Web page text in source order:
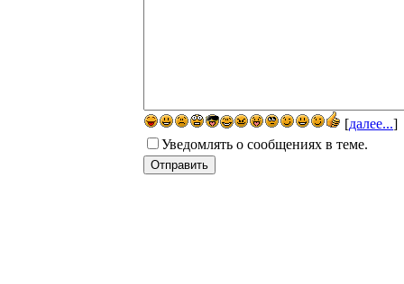
[далее...]
Уведомлять о сообщениях в теме.